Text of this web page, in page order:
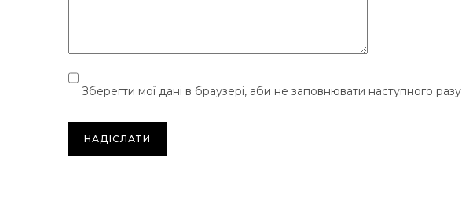
Зберегти мої дані в браузері, аби не заповнювати наступного разу